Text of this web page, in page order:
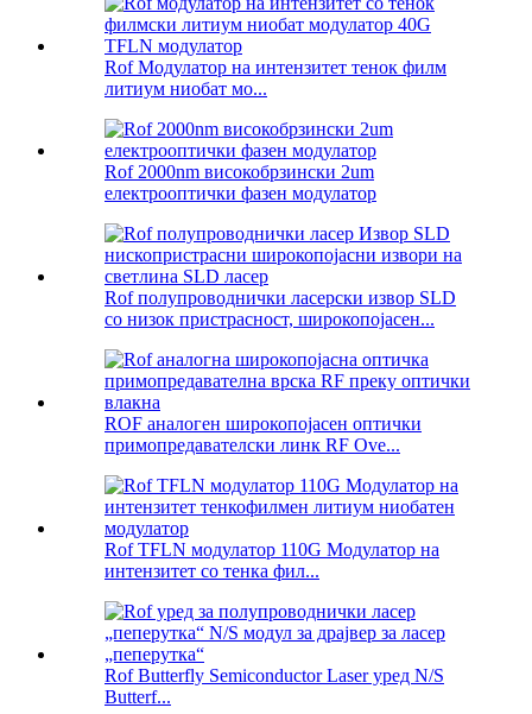
Rof Модулатор на интензитет тенок филм
литиум ниобат мо...
Rof 2000nm високобрзински 2um
електрооптички фазен модулатор
Rof полупроводнички ласерски извор SLD
со низок пристрасност, широкопојасен...
ROF аналоген широкопојасен оптички
примопредавателски линк RF Ove...
Rof TFLN модулатор 110G Модулатор на
интензитет со тенка фил...
Rof Butterfly Semiconductor Laser уред N/S
Butterf...